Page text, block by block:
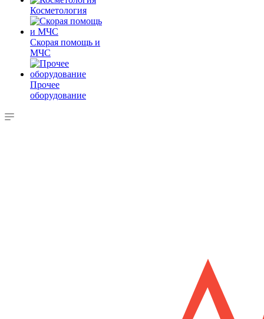
Косметология
Скорая помощь и
МЧС
Прочее
оборудование